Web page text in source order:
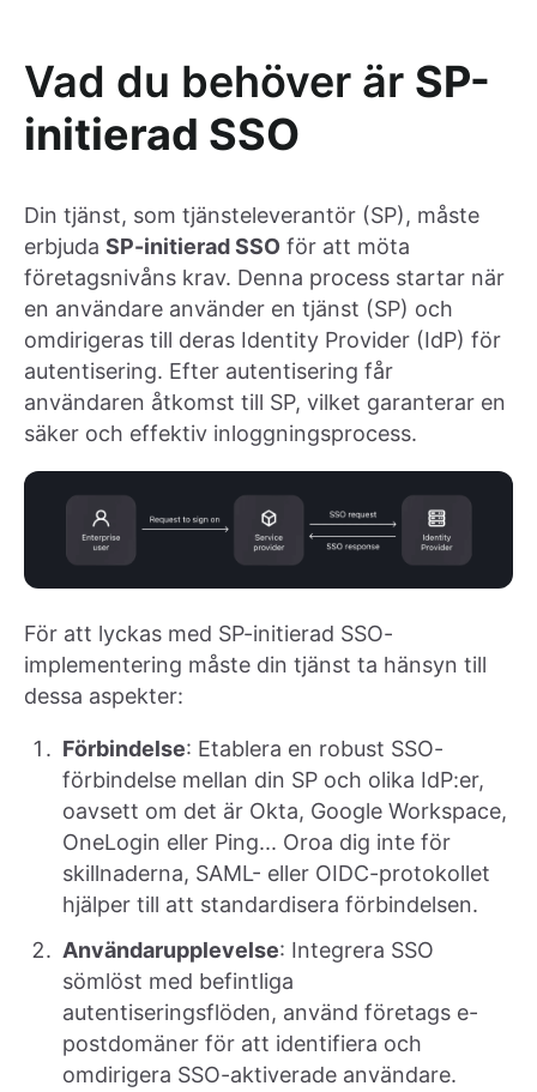
Vad du behöver är SP-
initierad SSO
Din tjänst, som tjänsteleverantör (SP), måste
erbjuda SP-initierad SSO för att möta
företagsnivåns krav. Denna process startar när
en användare använder en tjänst (SP) och
omdirigeras till deras Identity Provider (IdP) för
autentisering. Efter autentisering får
användaren åtkomst till SP, vilket garanterar en
säker och effektiv inloggningsprocess.
För att lyckas med SP-initierad SSO-
implementering måste din tjänst ta hänsyn till
dessa aspekter:
Förbindelse: Etablera en robust SSO-
förbindelse mellan din SP och olika IdP:er,
oavsett om det är Okta, Google Workspace,
OneLogin eller Ping... Oroa dig inte för
skillnaderna, SAML- eller OIDC-protokollet
hjälper till att standardisera förbindelsen.
Användarupplevelse: Integrera SSO
sömlöst med befintliga
autentiseringsflöden, använd företags e-
postdomäner för att identifiera och
omdirigera SSO-aktiverade användare.